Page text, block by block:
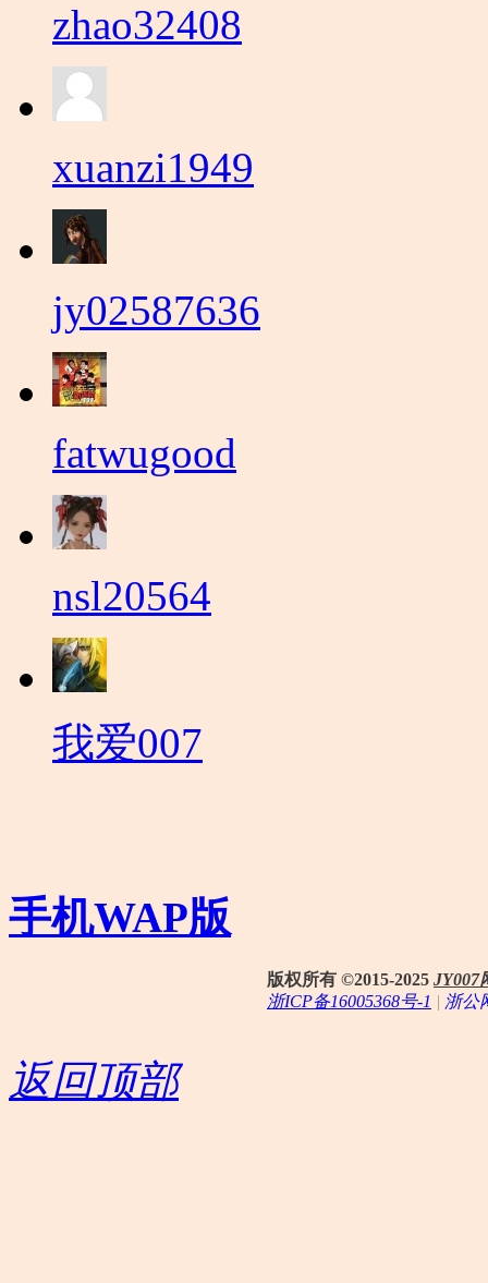
zhao32408
xuanzi1949
jy02587636
fatwugood
nsl20564
我爱007
手机WAP版
版权所有 ©2015-2025 JY007
浙ICP备16005368号-1 | 浙公
返回顶部